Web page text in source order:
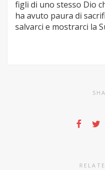
figli di uno stesso Dio
ha avuto paura di
salvarci e mostrarci la